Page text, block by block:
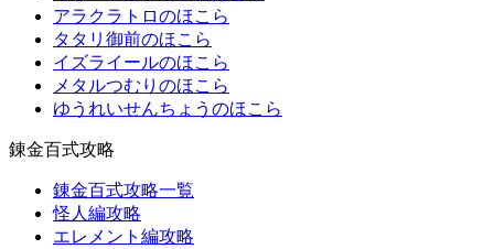
アラクラトロのほこら
タタリ御前のほこら
イズライールのほこら
メタルつむりのほこら
ゆうれいせんちょうのほこら
錬金百式攻略
錬金百式攻略一覧
怪人編攻略
エレメント編攻略